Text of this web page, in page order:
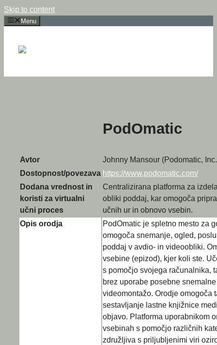
Skip to content
Menu
PodOmatic
Avtor
Johnny Mansour (Podomatic,
Dostopnost/povezava https://www.podomatic.com/
Dodana vrednost in
koristi za virtualni
učni proces
Centralizirana platforma za
obliki poddaj, kar omogoča
učnih ur in obnovo vsebin.
Opis orodja
PodOmatic je spletno mesto za
omogoča snemanje, ogled,
poddaj v avdio- in videoobliki.
vsebine (epizod), kjer koli ste.
s pomočjo svojega računalnika,
brez uporabe posebne
videomontažo. Orodje omogoča
sestavljanje lastne knjižnice
objavo. Platforma uporabnikom
vsebinah s pomočjo različnih
združljiva s priljubljenimi viri